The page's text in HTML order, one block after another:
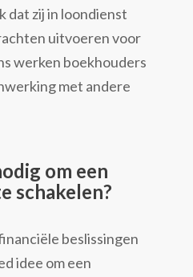
dat zij in loondienst
uitvoeren voor
werken boekhouders
met andere
om een
schakelen?
beslissingen
idee om een